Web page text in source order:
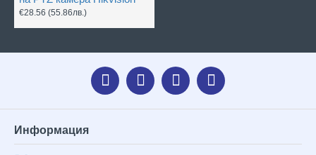
€28.56 (55.86лв.)
Информация